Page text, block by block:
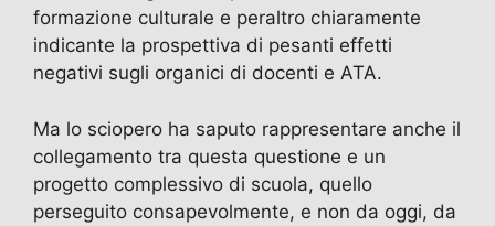
formazione culturale e peraltro chiaramente
indicante la prospettiva di pesanti effetti
negativi sugli organici di docenti e ATA.
Ma lo sciopero ha saputo rappresentare anche il
collegamento tra questa questione e un
progetto complessivo di scuola, quello
perseguito consapevolmente, e non da oggi, da